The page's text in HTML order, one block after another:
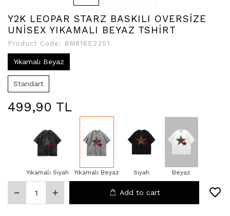
Y2K LEOPAR STARZ BASKILI OVERSİZE
UNİSEX YIKAMALI BEYAZ TSHİRT
Product Code: BM816E2351
Yıkamalı Beyaz
Standart
499,90 TL
Yıkamalı Siyah Yıkamalı Beyaz Siyah Beyaz
Add to cart